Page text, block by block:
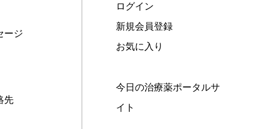
ージ
先
ログイン
新規会員登録
お気に入り
今日の治療薬ポータルサ
イト